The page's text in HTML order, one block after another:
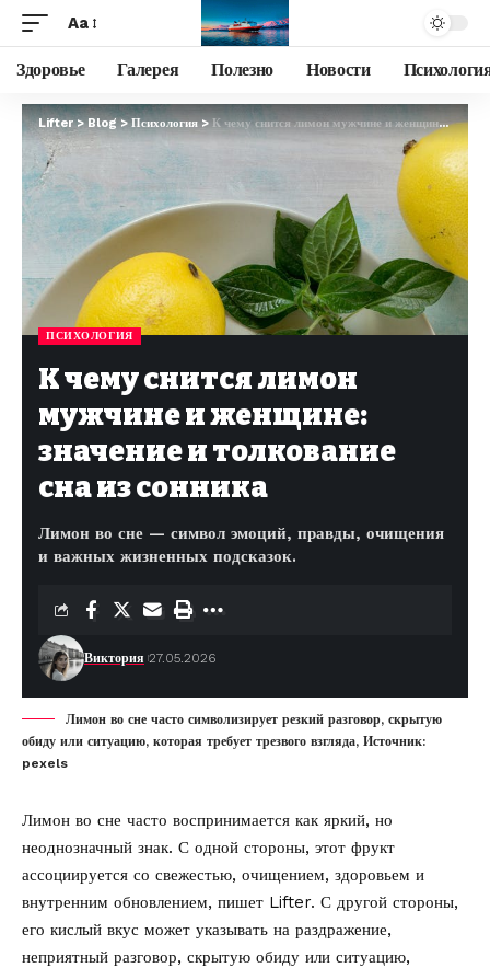
Aa
Здоровье Галерея Полезно Новости
Lifter>Blog>Психология > К чему снится лимон мужчине и женщине: значение и толкование сна из сонника
ПСИХОЛОГИЯ
К чему снится лимон
мужчине и женщине:
значение и толкование
сна из сонника
Лимон во сне — символ эмоций, правды, очищения
и важных жизненных подсказок.
Виктория 27.05.2026
Лимон во сне часто символизирует резкий разговор, скрытую
обиду или ситуацию, которая требует трезвого взгляда, Источник:
pexels
Лимон во сне часто воспринимается как яркий, но
неоднозначный знак. С одной стороны, этот фрукт
ассоциируется со свежестью, очищением, здоровьем и
внутренним обновлением, пишет Lifter. С другой стороны,
его кислый вкус может указывать на раздражение,
неприятный разговор, скрытую обиду или ситуацию,